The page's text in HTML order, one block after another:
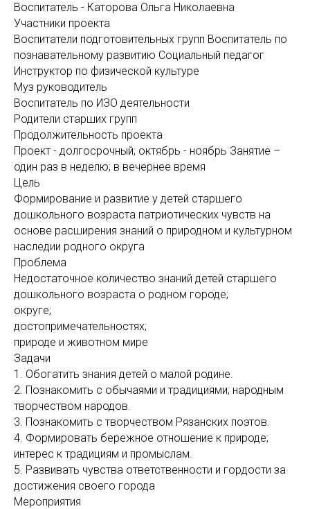
Воспитатель - Каторова Ольга Николаевна
Участники проекта
Воспитатели подготовительных групп Воспитатель по
познавательному развитию Социальный педагог
Инструктор по физической культуре
Муз руководитель
Воспитатель по ИЗО деятельности
Родители старших групп
Продолжительность проекта
Проект - долгосрочный; октябрь - ноябрь Занятие –
один раз в неделю; в вечернее время
Цель
Формирование и развитие у детей старшего
дошкольного возраста патриотических чувств на
основе расширения знаний о природном и культурном
наследии родного округа
Проблема
Недостаточное количество знаний детей старшего
дошкольного возраста о родном городе;
округе;
достопримечательностях;
природе и животном мире
Задачи
1. Обогатить знания детей о малой родине.
2. Познакомить с обычаями и традициями; народным
творчеством народов.
3. Познакомить с творчеством Рязанских поэтов.
4. Формировать бережное отношение к природе;
интерес к традициям и промыслам.
5. Развивать чувства ответственности и гордости за
достижения своего города
Мероприятия